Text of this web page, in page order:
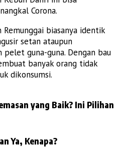
Corona.
Remunggai biasanya identik
setan ataupun
pelet guna-guna. Dengan bau
banyak orang tidak
dikonsumsi.
yang Baik? Ini Pilihan
Ya, Kenapa?